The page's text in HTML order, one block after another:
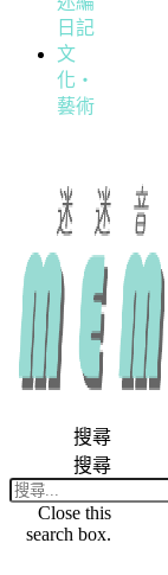
日記
文
化・
藝術
搜尋
搜尋
Close this
search box.